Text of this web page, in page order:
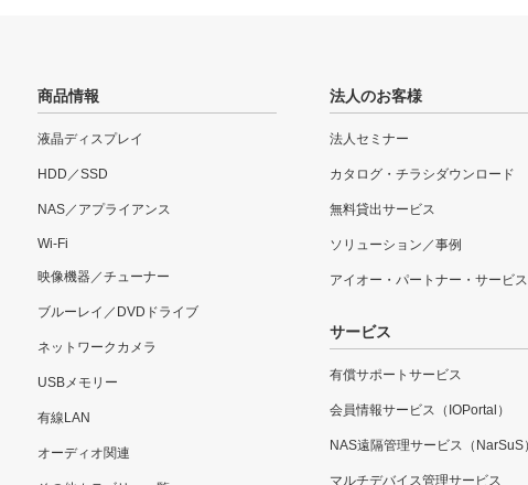
商品情報
液晶ディスプレイ
HDD／SSD
NAS／アプライアンス
Wi-Fi
映像機器／チューナー
ブルーレイ／DVDドライブ
ネットワークカメラ
USBメモリー
有線LAN
オーディオ関連
法人のお客様
法人セミナー
カタログ・チラシダウンロード
無料貸出サービス
ソリューション／事例
アイオー・パートナー・サービス
サービス
有償サポートサービス
会員情報サービス（IOPortal）
NAS遠隔管理サービス（NarSuS）
マルチデバイス管理サービス